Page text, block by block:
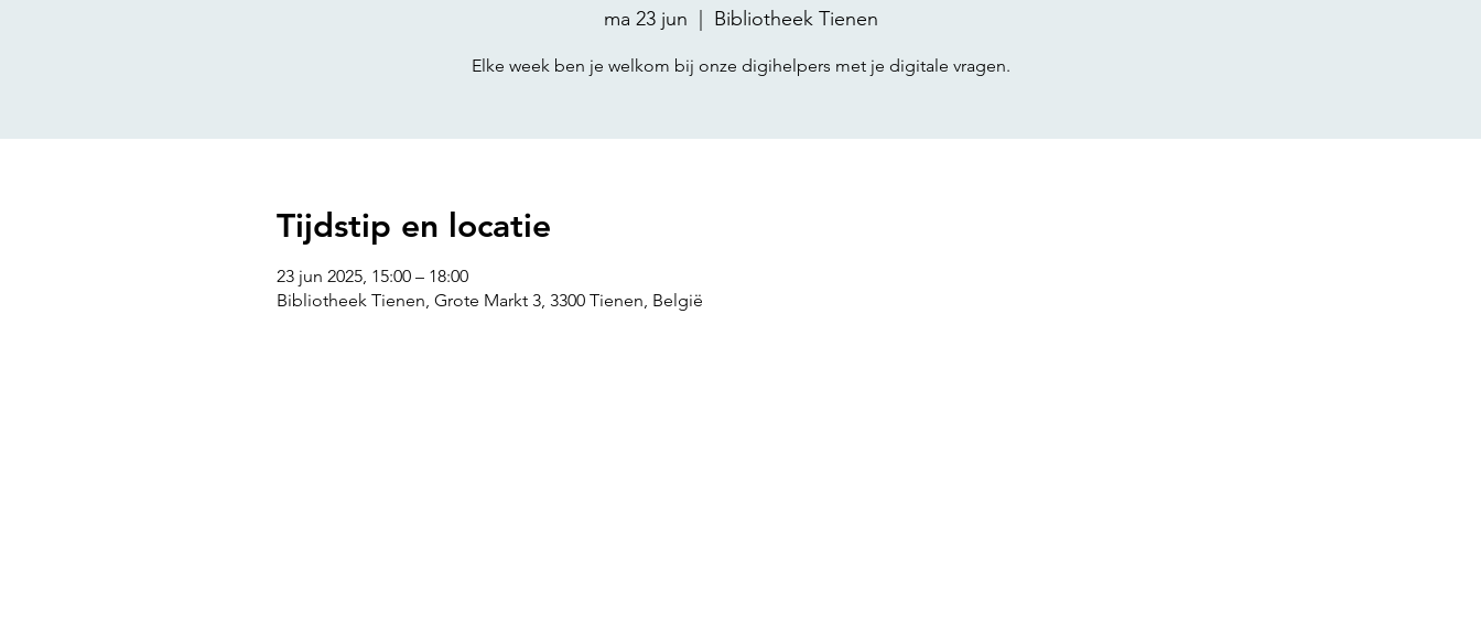
ma 23 jun Bibliotheek Tienen
Elke week ben je welkom bij onze digihelpers met je digitale vragen.
Tijdstip en locatie
23 jun 2025, 15:00 – 18:00
Bibliotheek Tienen, Grote Markt 3, 3300 Tienen, België